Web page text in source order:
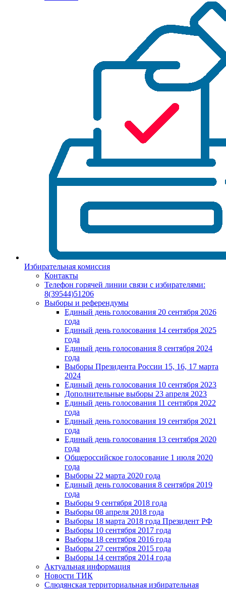
Избирательная комиссия
Контакты
Телефон горячей линии связи с избирателями:
8(39544)51206
Выборы и референдумы
Единый день голосования 20 сентября 2026
года
Единый день голосования 14 сентября 2025
года
Единый день голосования 8 сентября 2024
года
Выборы Президента России 15, 16, 17 марта
2024
Единый день голосования 10 сентября 2023
Дополнительные выборы 23 апреля 2023
Единый день голосования 11 сентября 2022
года
Единый день голосования 19 сентября 2021
года
Единый день голосования 13 сентября 2020
года
Общероссийское голосование 1 июля 2020
года
Выборы 22 марта 2020 года
Единый день голосования 8 сентября 2019
года
Выборы 9 сентября 2018 года
Выборы 08 апреля 2018 года
Выборы 18 марта 2018 года Президент РФ
Выборы 10 сентября 2017 года
Выборы 18 сентября 2016 года
Выборы 27 сентября 2015 года
Выборы 14 сентября 2014 года
Актуальная информация
Новости ТИК
Слюдянская территориальная избирательная